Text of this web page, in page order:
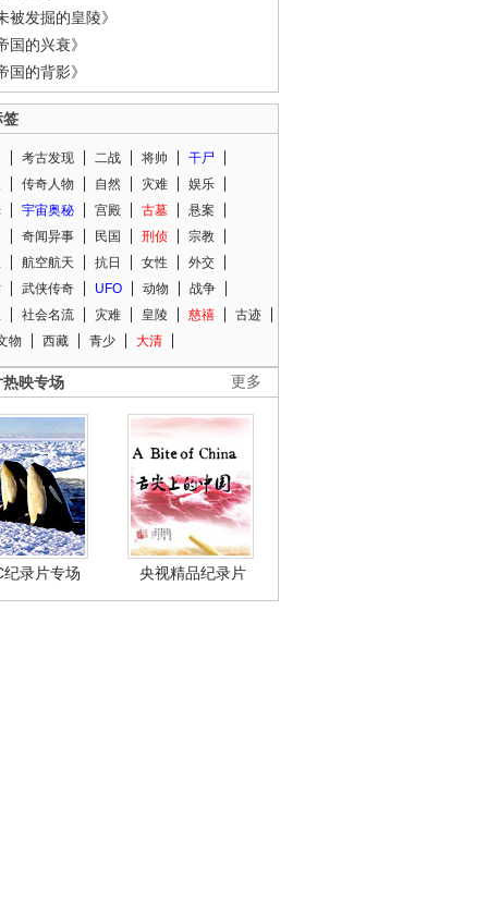
被发掘的皇陵》
国的兴衰》
国的背影》
签
考古发现 二战 将帅
干尸
传奇人物 自然 灾难
娱乐
宇宙奥秘 宫殿 古墓
悬案
奇闻异事 民国 刑侦
宗教
航空航天 抗日 女性
外交
武侠传奇 UFO 动物
战争
社会名流 灾难 皇陵 慈禧
古迹
物
西藏 青少 大清
更多
映专场
纪录片专场 央视精品纪录片